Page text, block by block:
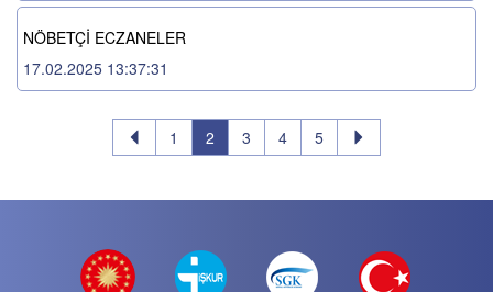
NÖBETÇİ ECZANELER
17.02.2025 13:37:31
1 2 3 4 5